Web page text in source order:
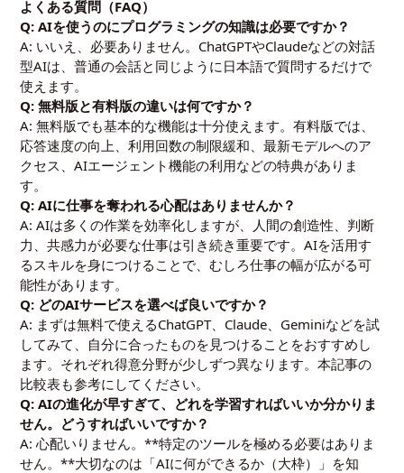
よくある質問（FAQ）
Q: AIを使うのにプログラミングの知識は必要ですか？
A: いいえ、必要ありません。ChatGPTやClaudeなどの対話
型AIは、普通の会話と同じように日本語で質問するだけで
使えます。
Q: 無料版と有料版の違いは何ですか？
A: 無料版でも基本的な機能は十分使えます。有料版では、
応答速度の向上、利用回数の制限緩和、最新モデルへのア
クセス、AIエージェント機能の利用などの特典がありま
す。
Q: AIに仕事を奪われる心配はありませんか？
A: AIは多くの作業を効率化しますが、人間の創造性、判断
力、共感力が必要な仕事は引き続き重要です。AIを活用す
るスキルを身につけることで、むしろ仕事の幅が広がる可
能性があります。
Q: どのAIサービスを選べば良いですか？
A: まずは無料で使えるChatGPT、Claude、Geminiなどを試
してみて、自分に合ったものを見つけることをおすすめし
ます。それぞれ得意分野が少しずつ異なります。本記事の
比較表も参考にしてください。
Q: AIの進化が早すぎて、どれを学習すればいいか分かりま
せん。どうすればいいですか？
A: 心配いりません。**特定のツールを極める必要はありま
せん。**大切なのは「AIに何ができるか（大枠）」を知